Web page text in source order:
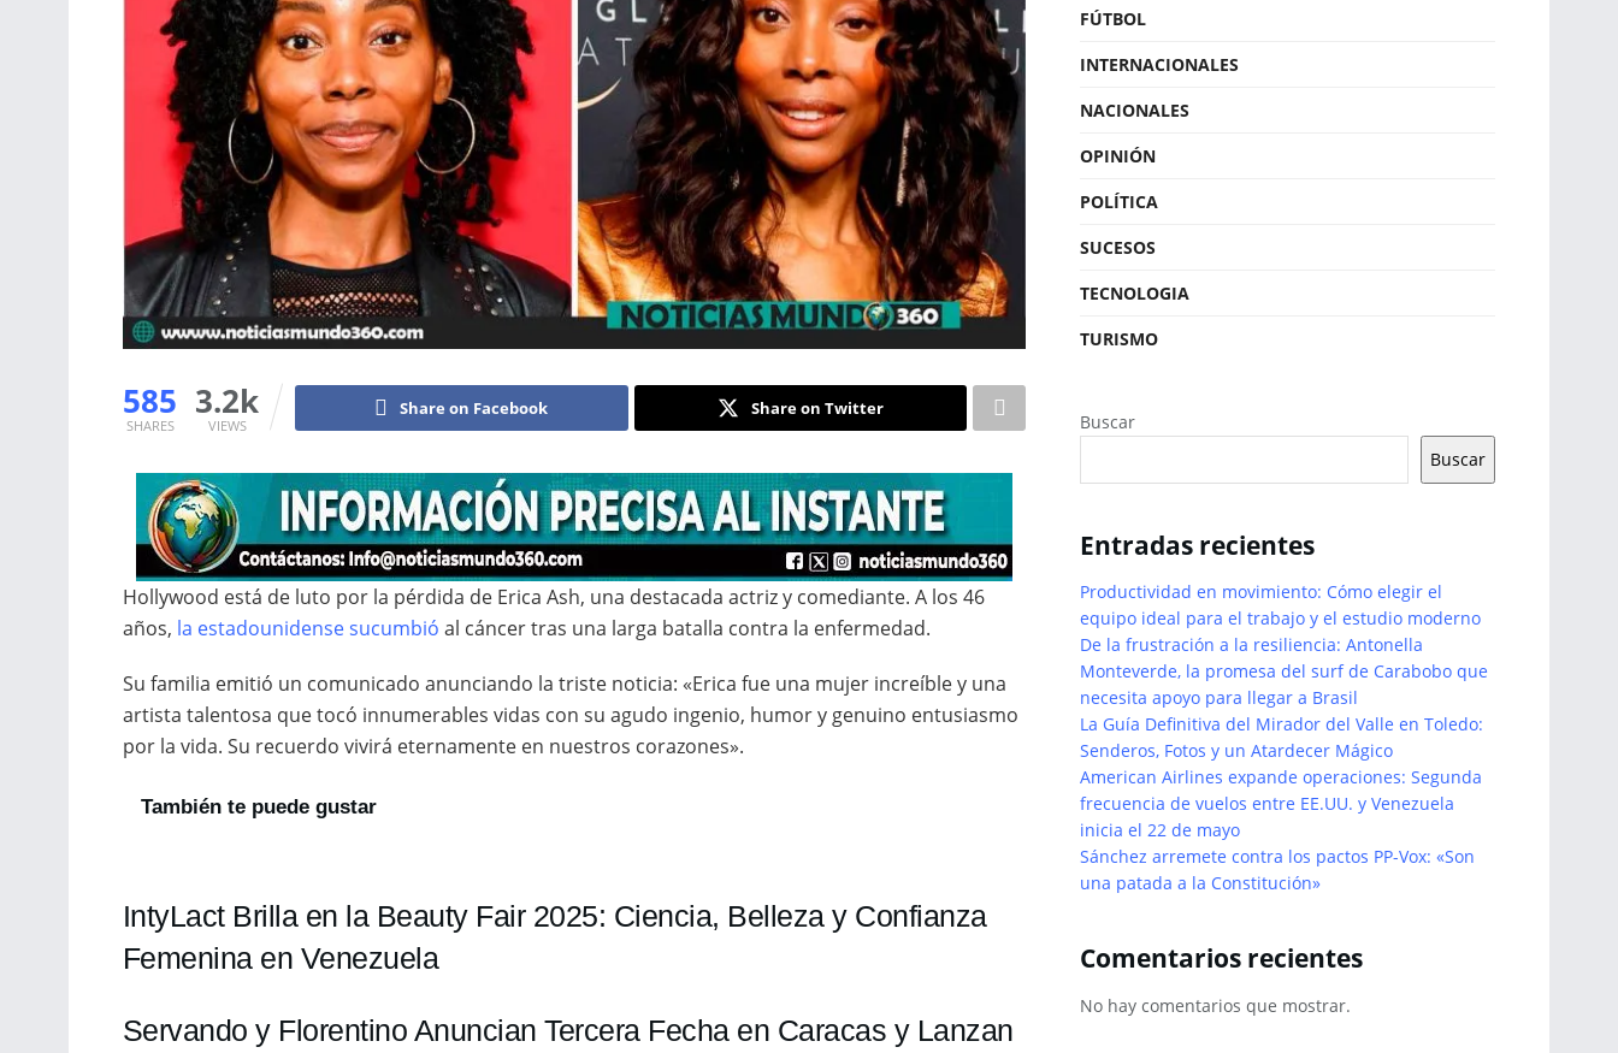
585
SHARES
3.2k
VIEWS
Share on Facebook Share on Twitter
Hollywood está de luto por la pérdida de Erica Ash, una destacada actriz y comediante. A los 46
años, la estadounidense sucumbió al cáncer tras una larga batalla contra la enfermedad.
Su familia emitió un comunicado anunciando la triste noticia: «Erica fue una mujer increíble y una
artista talentosa que tocó innumerables vidas con su agudo ingenio, humor y genuino entusiasmo
por la vida. Su recuerdo vivirá eternamente en nuestros corazones».
También te puede gustar
IntyLact Brilla en la Beauty Fair 2025: Ciencia, Belleza y Confianza
Femenina en Venezuela
Servando y Florentino Anuncian Tercera Fecha en Caracas y Lanzan
FÚTBOL
INTERNACIONALES
NACIONALES
OPINIÓN
POLÍTICA
SUCESOS
TECNOLOGIA
TURISMO
Buscar
Buscar
Entradas recientes
Productividad en movimiento: Cómo elegir el
equipo ideal para el trabajo y el estudio moderno
De la frustración a la resiliencia: Antonella
Monteverde, la promesa del surf de Carabobo que
necesita apoyo para llegar a Brasil
La Guía Definitiva del Mirador del Valle en Toledo:
Senderos, Fotos y un Atardecer Mágico
American Airlines expande operaciones: Segunda
frecuencia de vuelos entre EE.UU. y Venezuela
inicia el 22 de mayo
Sánchez arremete contra los pactos PP-Vox: «Son
una patada a la Constitución»
Comentarios recientes
No hay comentarios que mostrar.